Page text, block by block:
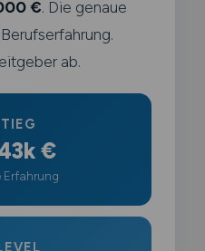
€. Die genaue
ab.
€
Erfahrung